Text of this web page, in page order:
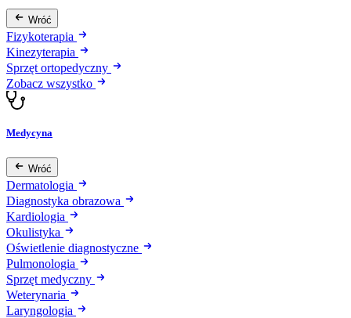
Wróć
Fizykoterapia
Kinezyterapia
Sprzęt ortopedyczny
Zobacz wszystko
Medycyna
Wróć
Dermatologia
Diagnostyka obrazowa
Kardiologia
Okulistyka
Oświetlenie diagnostyczne
Pulmonologia
Sprzęt medyczny
Weterynaria
Laryngologia